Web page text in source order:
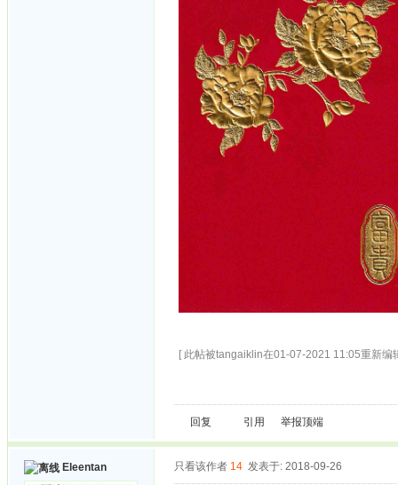
[ 此帖被tangaiklin在01-07-2021 11:05重新编
回复 引用 举报顶端
Eleentan 只看该作者 14 发表于: 2018-09-26